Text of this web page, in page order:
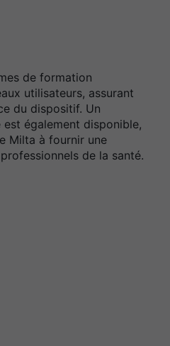
de formation
utilisateurs, assurant
du dispositif. Un
également disponible,
Milta à fournir une
de la santé.